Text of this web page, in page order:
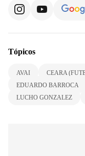
Tópicos
AVAI CEARA
EDUARDO BARROCA
LUCHO GONZALEZ